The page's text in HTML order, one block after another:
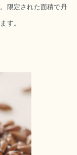
限定された面積で丹
す。